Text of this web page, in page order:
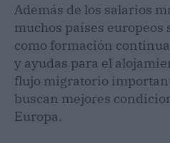
Además de los salarios
muchos países europeos
como formación
y ayudas para el
flujo migratorio
buscan mejores
Europa.